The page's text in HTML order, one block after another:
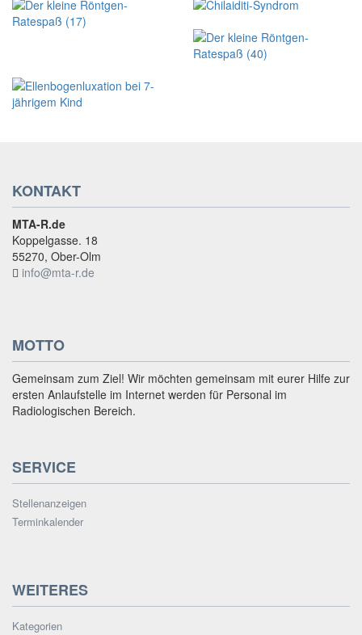
KONTAKT
MTA-R.de
Koppelgasse. 18
55270, Ober-Olm
info@mta-r.de
MOTTO
Gemeinsam zum Ziel! Wir möchten gemeinsam mit eurer Hilfe zur
ersten Anlaufstelle im Internet werden für Personal im
Radiologischen Bereich.
SERVICE
Stellenanzeigen
Terminkalender
WEITERES
Kategorien